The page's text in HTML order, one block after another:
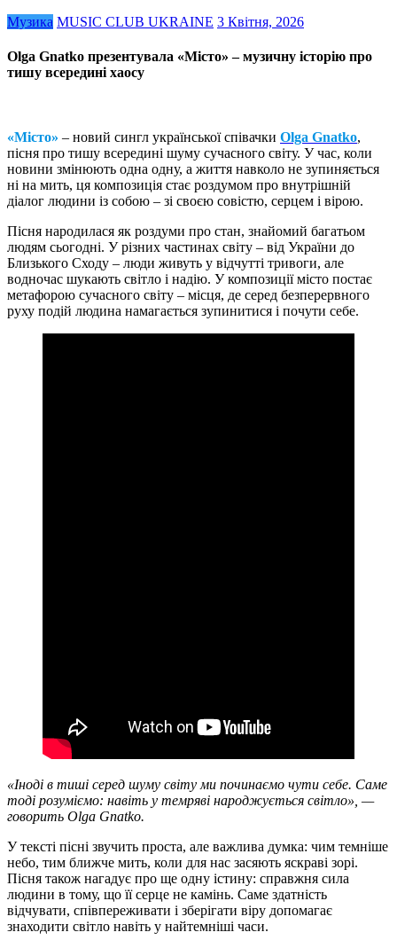
Музика MUSIC CLUB UKRAINE 3 Квітня, 2026
Olga Gnatko презентувала «Місто» – музичну історію про
тишу всередині хаосу
«Місто» – новий сингл української співачки Olga Gnatko,
пісня про тишу всередині шуму сучасного світу. У час, коли
новини змінюють одна одну, а життя навколо не зупиняється
ні на мить, ця композиція стає роздумом про внутрішній
діалог людини із собою – зі своєю совістю, серцем і вірою.
Пісня народилася як роздуми про стан, знайомий багатьом
людям сьогодні. У різних частинах світу – від України до
Близького Сходу – люди живуть у відчутті тривоги, але
водночас шукають світло і надію. У композиції місто постає
метафорою сучасного світу – місця, де серед безперервного
руху подій людина намагається зупинитися і почути себе.
«Іноді в тиші серед шуму світу ми починаємо чути себе. Саме
тоді розуміємо: навіть у темряві народжується світло», —
говорить Olga Gnatko.
У тексті пісні звучить проста, але важлива думка: чим темніше
небо, тим ближче мить, коли для нас засяють яскраві зорі.
Пісня також нагадує про ще одну істину: справжня сила
людини в тому, що її серце не камінь. Саме здатність
відчувати, співпереживати і зберігати віру допомагає
знаходити світло навіть у найтемніші часи.